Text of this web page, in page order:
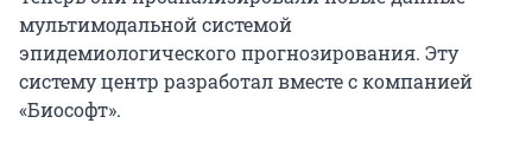
мультимодальной системой
эпидемиологического прогнозирования. Эту
систему центр разработал вместе с компанией
«Биософт».